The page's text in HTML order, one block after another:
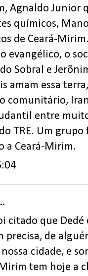
Agnaldo Junior
químicos,
de Ceará-
evangélico, o
Sobral e
amam essa
comunitário,
entre
TRE. Um
a Ceará-Mirim.
citado que
precisa, de
cidade, e
Mirim tem hoje a